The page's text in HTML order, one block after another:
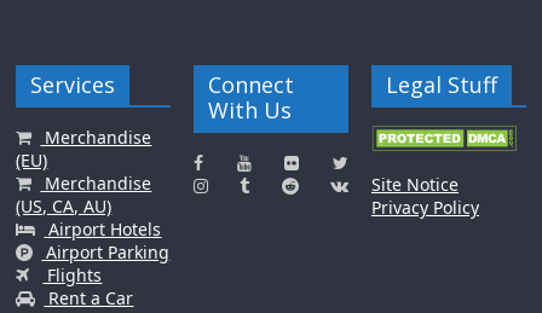
Services
Merchandise
(EU)
Merchandise
(US, CA, AU)
Airport Hotels
Airport Parking
Flights
Rent a Car
Connect
With Us
Legal Stuff
Site Notice
Privacy Policy